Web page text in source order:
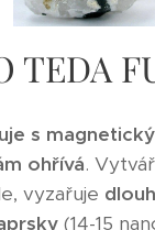
TEDA
s
ohřívá.
vyzařuje
(14-15